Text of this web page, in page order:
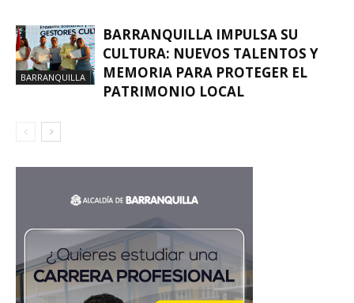
BARRANQUILLA
BARRANQUILLA IMPULSA SU
CULTURA: NUEVOS TALENTOS Y
MEMORIA PARA PROTEGER EL
PATRIMONIO LOCAL